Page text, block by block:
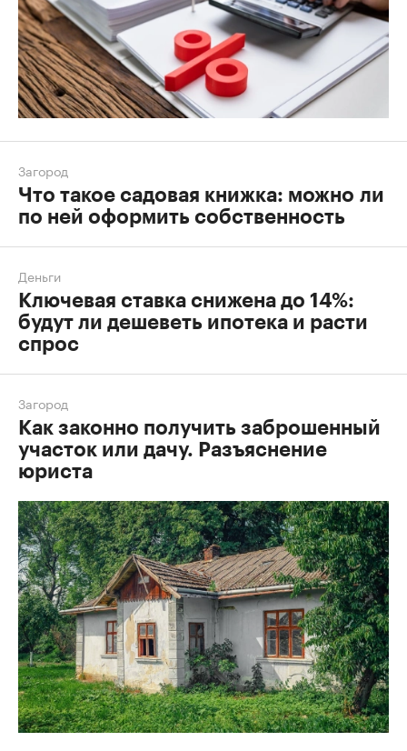
Загород
Что такое садовая книжка: можно ли
по ней оформить собственность
Деньги
Ключевая ставка снижена до 14%:
будут ли дешеветь ипотека и расти
спрос
Загород
Как законно получить заброшенный
участок или дачу. Разъяснение
юриста